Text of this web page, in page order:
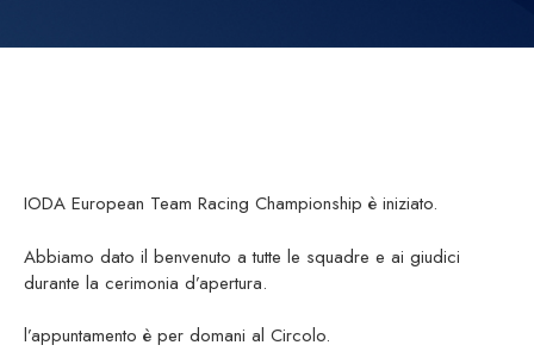
IODA European Team Racing Championship è iniziato.
Abbiamo dato il benvenuto a tutte le squadre e ai giudici
durante la cerimonia d’apertura.
l’appuntamento è per domani al Circolo.